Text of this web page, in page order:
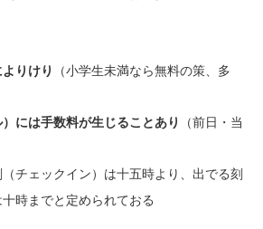
りけり
（小学生未満なら無料の策、多
には手数料が生じることあり
（前日・当
（チェックイン）は十五時より、出でる刻
十時までと定められておる